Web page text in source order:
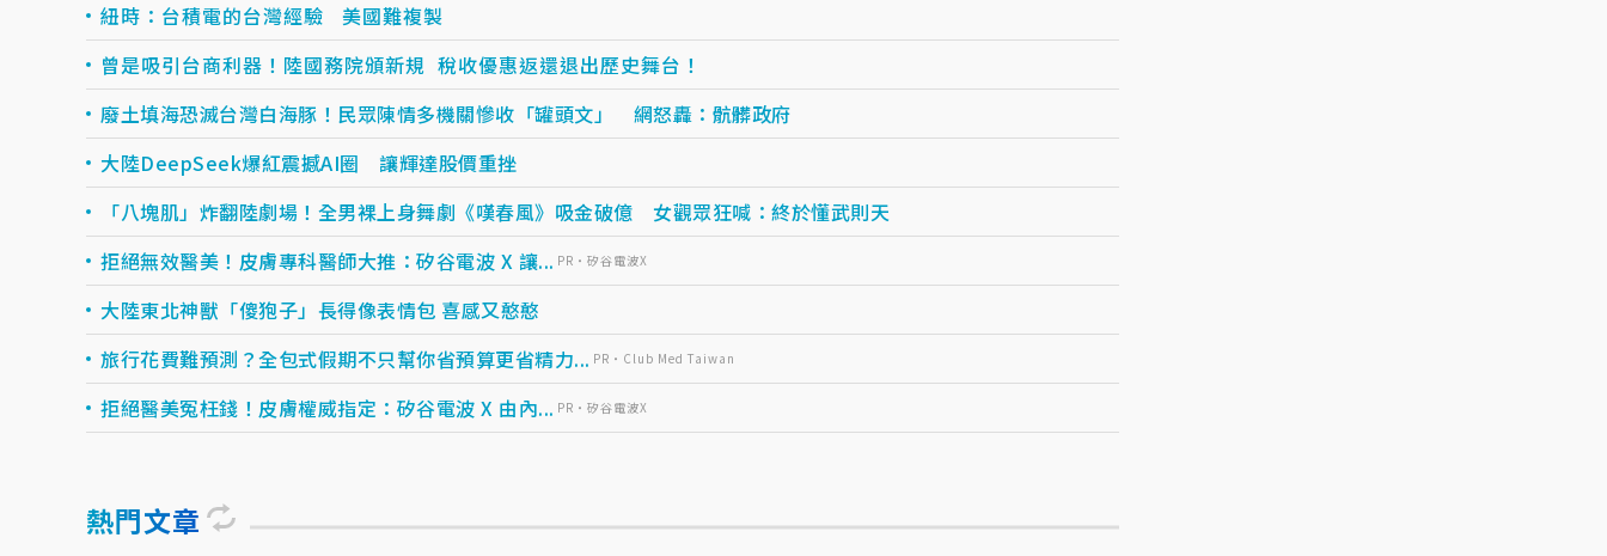
紐時：台積電的台灣經驗 美國難複製
曾是吸引台商利器！陸國務院頒新規 稅收優惠返還退出歷史舞台！
廢土填海恐滅台灣白海豚！民眾陳情多機關慘收「罐頭文」 網怒轟：骯髒政府
大陸DeepSeek爆紅震撼AI圈 讓輝達股價重挫
「八塊肌」炸翻陸劇場！全男裸上身舞劇《嘆春風》吸金破億 女觀眾狂喊：終於懂武則天
拒絕無效醫美！皮膚專科醫師大推：矽谷電波 X 讓... PR・矽谷電波X
大陸東北神獸「傻狍子」長得像表情包 喜感又憨憨
旅行花費難預測？全包式假期不只幫你省預算更省精力... PR・Club Med Taiwan
拒絕醫美冤枉錢！皮膚權威指定：矽谷電波 X 由內... PR・矽谷電波X
熱門文章